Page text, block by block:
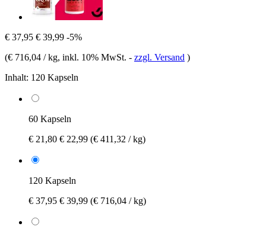
€ 37,95 € 39,99 -5%
(€ 716,04 / kg, inkl. 10% MwSt. - zzgl. Versand )
Inhalt: 120 Kapseln
60 Kapseln
€ 21,80 € 22,99 (€ 411,32 / kg)
120 Kapseln
€ 37,95 € 39,99 (€ 716,04 / kg)